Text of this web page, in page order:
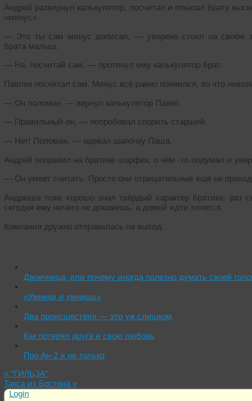
Андрей развернул калькулятор, посчитал и показал брату
«минус».
— Это ты сам минус дописал, — уверено стоял на своём
брата малыш.
— На, посчитай сам, — протянул ему калькулятор брат.
Павлик посчитал сам. Минус всё равно появился, во что
— Он поломан, — вернул калькулятор Павел.
— Правильный он, — попробовал спорить старший.
— Нет! Поломан, — одевал шапочку Паша.
Андрей поправил на братике шарфик, о чём -то подумал и
— Он умеет считать. Просто они отрицательные ещё не
Андрюша тоже хорошо знал твёрдый характер братика: раз
сегодня ему ничего не докажешь, а домой идти хочется.
Компания дружно отправилась на выход.
Двоечница, или почему иногда полезно думать своей
«Умники и умницы»
Два происшествия — это уж слишком
Как потерял друга и свою любовь
Про Ан-2 и не только
« "ГИЛЬЗА"
Такса из Бостона »
Login